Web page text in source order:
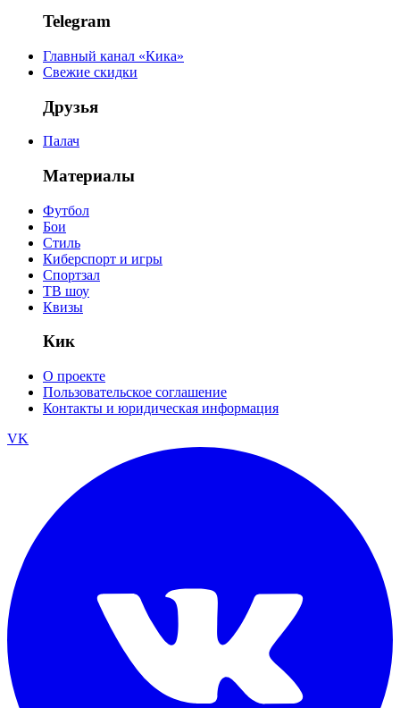
Telegram
Главный канал «Кика»
Свежие скидки
Друзья
Палач
Материалы
Футбол
Бои
Стиль
Киберспорт и игры
Спортзал
ТВ шоу
Квизы
Кик
О проекте
Пользовательское соглашение
Контакты и юридическая информация
VK